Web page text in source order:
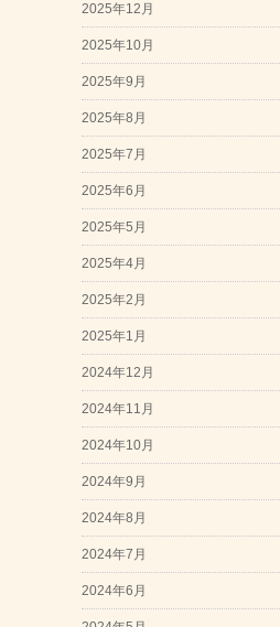
2025年12月
2025年10月
2025年9月
2025年8月
2025年7月
2025年6月
2025年5月
2025年4月
2025年2月
2025年1月
2024年12月
2024年11月
2024年10月
2024年9月
2024年8月
2024年7月
2024年6月